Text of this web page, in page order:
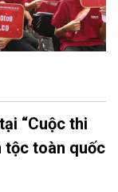
“Cuộc thi
tộc toàn quốc